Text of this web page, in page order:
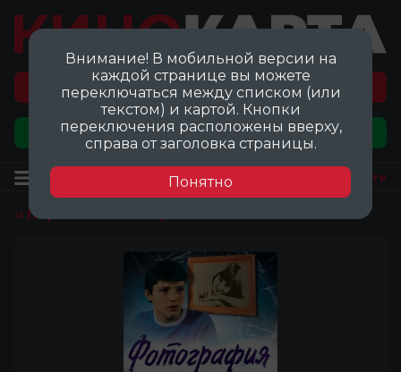
Перейти на карту локаций ©
Добавить локацию
Посмотреть на карте
‹‹ Перейти ко всем фильмам
Внимание! В мобильной версии на
каждой странице вы можете
переключаться между списком (или
текстом) и картой. Кнопки
переключения расположены вверху,
справа от заголовка страницы.
Понятно